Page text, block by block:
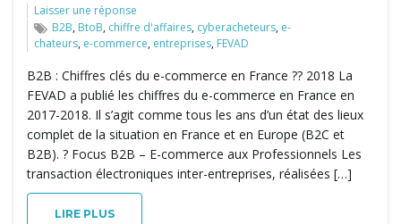
Laisser une réponse
B2B, BtoB, chiffre d'affaires, cyberacheteurs, e-
chateurs, e-commerce, entreprises, FEVAD
B2B : Chiffres clés du e-commerce en France ?? 2018 La
FEVAD a publié les chiffres du e-commerce en France en
2017-2018. Il s’agit comme tous les ans d’un état des lieux
complet de la situation en France et en Europe (B2C et
B2B). ? Focus B2B – E-commerce aux Professionnels Les
transaction électroniques inter-entreprises, réalisées […]
LIRE PLUS